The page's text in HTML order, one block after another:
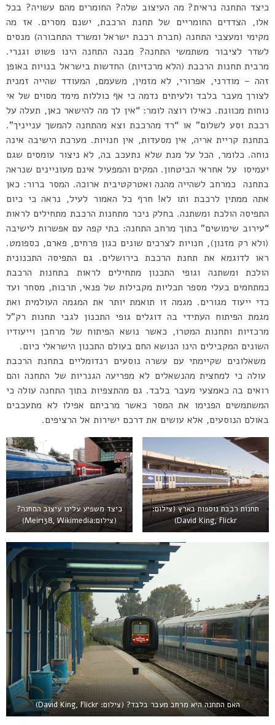
כיצד התחנה נראית? מה העיצוב שלה? החומרים מהם עשויה? בכל
אלו, הצדדים החומריים של תחנת הרכבת, ישנם מסרים. אז מה
מקימי ומעצבי התחנה (חברת רכבת ישראל ומשרד התחבורה) מנסים
לשדר לציבור משתמשי התחנה? מבנה התחנה הינו פשוט וגנרי.
מרבית תחנות הרכבת (הלא מרכזיות) החדשות בישראל בנויות באופן
זהה – מודרני, אפרורי, לא מזמין, משעמם, המעודד שהייה זמנית
לצורך מעבר בלבד ולעיתים נדמה כי אף כוללות מימד מסוים של אי
נוחות מכוונת. כאילו רוצה לומר: “אין לך מה להישאר כאן, תעלה על
רכבת וסע לשלום” או “רד מהרכבת וצא מהתחנה להמשך ענייניך”.
בתחנת קריית אריה, אין מסעדות, אין חנויות. מערכת הישיבה אינה
נוחה. כלומר, הכל על מנת שלא נתעכב בה, לא ניצור עומסים שגם
יעמיסו על אחראי הביטחון. המקים והמפעיל אינם מעוניינים שנראה
בתחנה כמרחב לשהייה מהנה ואטרקטיבית ארוכה. המסר ברור: כאן
אתה ממתין לרכבת ותו לא! חרף כל האמור לעיל, נראה כי כיום
התפיסה הולכת ומשתנה. בחלק ניכר מתחנות הרכבת מתחילים לראות
“עירוב שימושים” בתוך מרחב התחנה: בתי קפה עם אפשרות לישיבה
(ולא רק מזנון), חנויות לצרכים שונים כגון פרחים, פארם, כספומט.
ראו לדוגמא את תחנת הרכבת בירושלים. גם התפיסה התכנונית
הולכת ומשתנה וגופי התכנון מתחילים לראות בתחנות הרכבת
כמתחמים בעלי מספר תכליות מקבילות של פנאי, תרבות, מסחר ועד
כדי ייעוד מגורים. מגמה זו תואמת יותר את המגמה העולמית ואת
מגמת הפיתוח העתידי בה דוגלים גופי התכנון לגבי תחנות רק”ל
מרכזיות ותחנות המטרו, כאשר נושא הפיתוח של מרחבן וייעודיו
השונים המקבילים הינו הנושא החם בעולם התכנון הישראלי כיום.
משאלונים שקיימתי עם עשרה נוסעים רנדומליים בתחנת הרכבת
עולה כי למחצית מהנשאלים לא מפריעה הגנריות של התחנה והם
רואים בה כאמצעי מעבר בלבד. גם מהתצפיות בתוך התחנה עולה כי
המשתמשים הפנימו את המסר כאשר מרביתם אפילו לא מתעכבים
באולם הנוסעים, אלא עושים את דרכם ישירות אל הרציפים.
תחנות רכבת נוספות בארץ (צילום:
David King, Flickr)
כיצד משפיע עלינו עיצוב התחנה?
(צילום:Meir138, Wikimedia)
האם התחנה היא מרחב מעבר בלבד? (צילום: David King, Flickr)